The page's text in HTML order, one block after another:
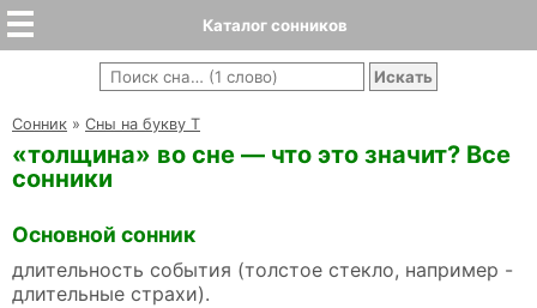
Каталог сонников
Cонник » Сны на букву Т
«толщина» во сне — что это значит? Все
сонники
Основной сонник
длительность события (толстое стекло, например -
длительные страхи).